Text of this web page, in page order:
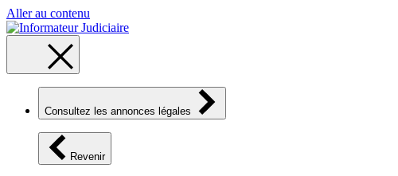
Aller au contenu
Consultez les annonces légales
Revenir